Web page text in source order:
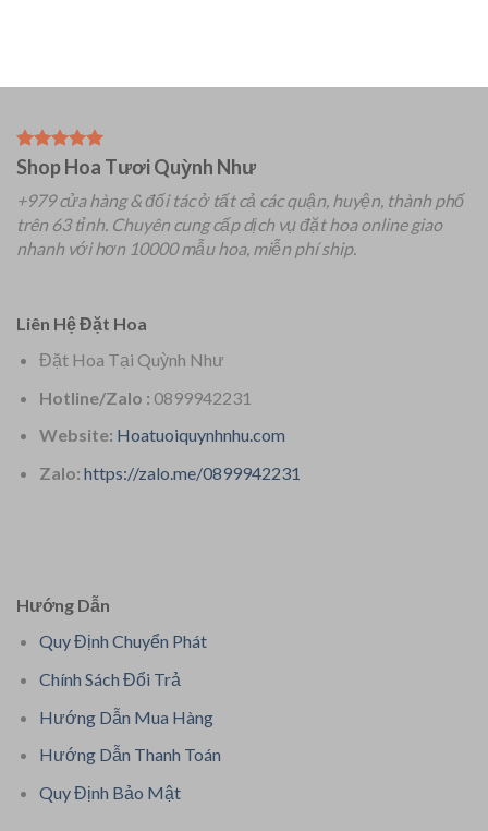
Shop Hoa Tươi Quỳnh Như
+979 cửa hàng & đối tác ở tất cả các quận, huyện, thành phố
trên 63 tỉnh. Chuyên cung cấp dịch vụ đặt hoa online giao
nhanh với hơn 10000 mẫu hoa, miễn phí ship.
Liên Hệ Đặt Hoa
Đặt Hoa Tại Quỳnh Như
Hotline/Zalo : 0899942231
Website: Hoatuoiquynhnhu.com
Zalo: https://zalo.me/0899942231
Hướng Dẫn
Quy Định Chuyển Phát
Chính Sách Đổi Trả
Hướng Dẫn Mua Hàng
Hướng Dẫn Thanh Toán
Quy Định Bảo Mật